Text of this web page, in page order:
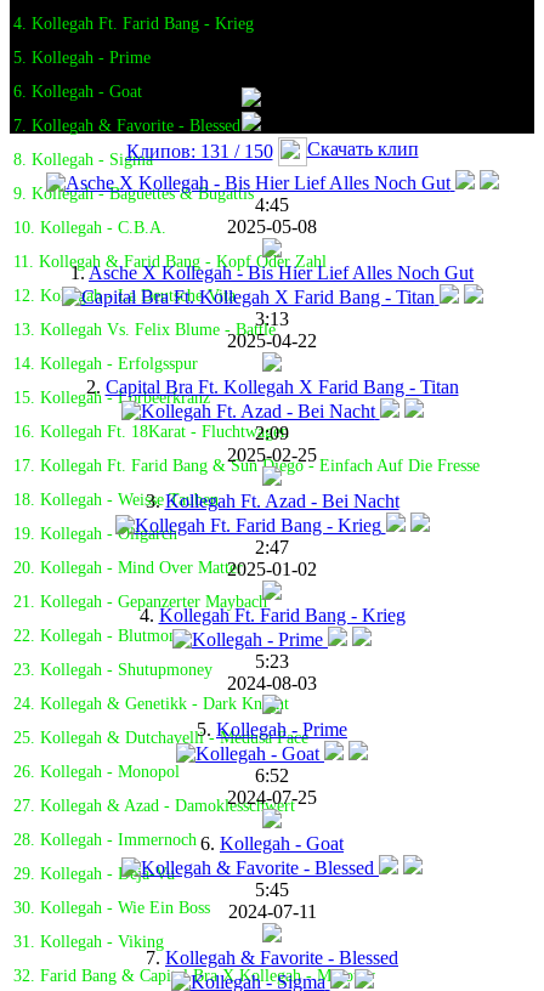
4. Kollegah Ft. Farid Bang - Krieg
5. Kollegah - Prime
6. Kollegah - Goat
7. Kollegah & Favorite - Blessed
8. Kollegah - Sigma
9. Kollegah - Baguettes & Bugattis
10. Kollegah - C.B.A.
11. Kollegah & Farid Bang - Kopf Oder Zahl
12. Kollegah - La Deutsche Vita
13. Kollegah Vs. Felix Blume - Battle
14. Kollegah - Erfolgsspur
15. Kollegah - Lorbeerkranz
16. Kollegah Ft. 18Karat - Fluchtwagen
17. Kollegah Ft. Farid Bang & Sun Diego - Einfach Auf Die Fresse
18. Kollegah - Weisse Tauben
19. Kollegah - Oligarch
20. Kollegah - Mind Over Matter
21. Kollegah - Gepanzerter Maybach
22. Kollegah - Blutmond
23. Kollegah - Shutupmoney
24. Kollegah & Genetikk - Dark Knight
25. Kollegah & Dutchavelli - Medusa Face
26. Kollegah - Monopol
27. Kollegah & Azad - Damoklesschwert
28. Kollegah - Immernoch
29. Kollegah - Déjà-Vu
30. Kollegah - Wie Ein Boss
31. Kollegah - Viking
32. Farid Bang & Capital Bra X Kollegah - Molotov
Клипов: 131 / 150 Скачать клип
4:45
2025-05-08
1.Asche X Kollegah - Bis Hier Lief Alles Noch Gut
3:13
2025-04-22
2. Capital Bra Ft. Kollegah X Farid Bang - Titan
2:09
2025-02-25
3.Kollegah Ft. Azad - Bei Nacht
2:47
2025-01-02
4. Kollegah Ft. Farid Bang - Krieg
5:23
2024-08-03
5. Kollegah - Prime
6:52
2024-07-25
6. Kollegah - Goat
5:45
2024-07-11
7.Kollegah & Favorite - Blessed